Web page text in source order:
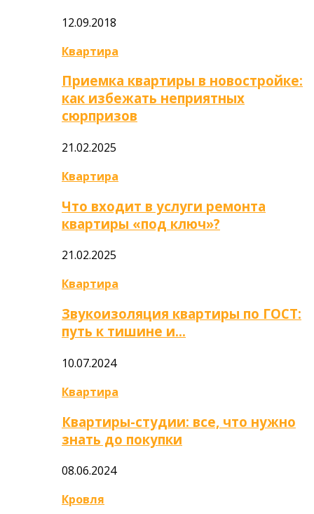
12.09.2018
Квартира
Приемка квартиры в новостройке:
как избежать неприятных
сюрпризов
21.02.2025
Квартира
Что входит в услуги ремонта
квартиры «под ключ»?
21.02.2025
Квартира
Звукоизоляция квартиры по ГОСТ:
путь к тишине и…
10.07.2024
Квартира
Квартиры-студии: все, что нужно
знать до покупки
08.06.2024
Кровля